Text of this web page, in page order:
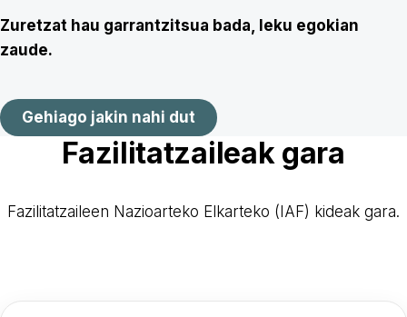
Zuretzat hau garrantzitsua bada, leku egokian
zaude.
Gehiago jakin nahi dut
Fazilitatzaileak gara
Fazilitatzaileen Nazioarteko Elkarteko (IAF) kideak gara.